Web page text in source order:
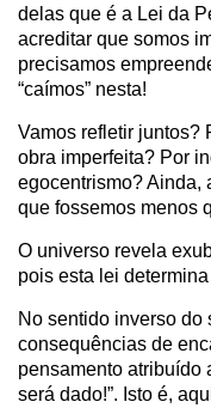
delas que é a Lei da
acreditar que somos
precisamos
“caímos” nesta!
Vamos refletir juntos?
obra imperfeita? Por
egocentrismo? Ainda,
que fossemos menos
O universo revela
pois esta lei
No sentido inverso do
consequências de
pensamento atribuído
será dado!”. Isto é,